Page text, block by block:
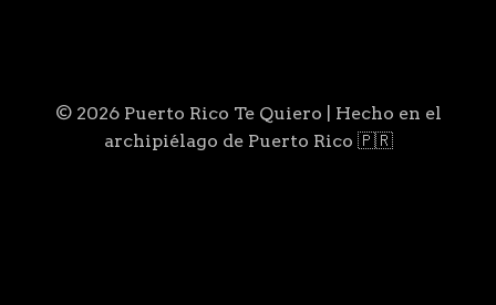
© 2026 Puerto Rico Te Quiero | Hecho en el
archipiélago de Puerto Rico 🇵🇷